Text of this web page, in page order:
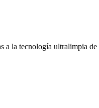
a la tecnología ultralimpia de